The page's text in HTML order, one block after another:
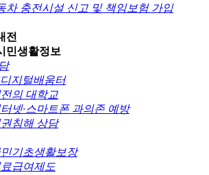
차 충전시설 신고 및 책임보험 가입
전
민생활정보
지털배움터
의 대학교
터넷·스마트폰 과의존 예방
권침해 상담
기초생활보장
급여제도